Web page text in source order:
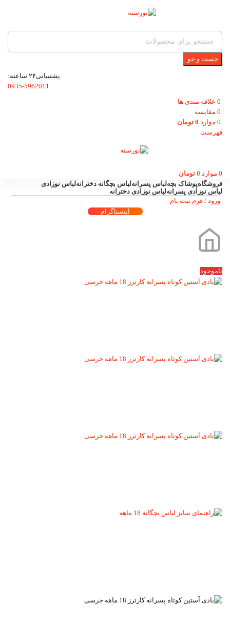
جست و جو
پشتیبانی۲۴ ساعته:
0935-5962011
0 علاقه مندی ها
0 مقایسه
0 موارد 0 تومان
فهرست
0 موارد 0 تومان
فروشگاهپوشاک بچهلباس پسرانهلباس بچگانه دخترانهلباس نوزادی
لباس نوزادی پسرانهلباس نوزادی دخترانه
ورود / فرم ثبت نام
اینستاگرام
ناموجود